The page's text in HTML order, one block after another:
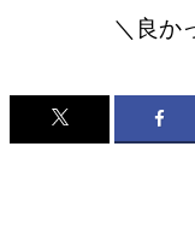
＼良か